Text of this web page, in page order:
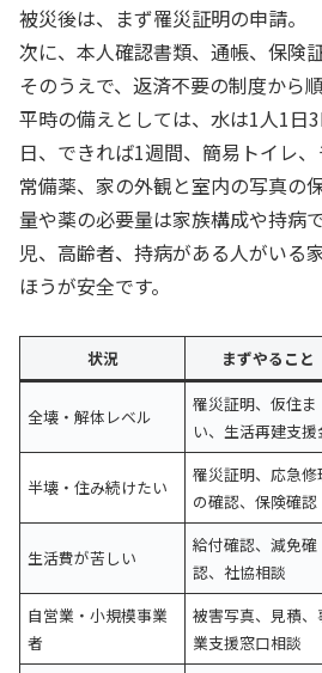
被災後は、まず罹災証明の申請。
次に、本人確認書類、通帳、保険
そのうえで、返済不要の制度から順
平時の備えとしては、水は1人1日
日、できれば1週間、簡易トイレ、
常備薬、家の外観と室内の写真の
量や薬の必要量は家族構成や持病
児、高齢者、持病がある人がいる
ほうが安全です。
状況 まずやること
全壊・解体レベル
罹災証明、仮住ま
い、生活再建支援
半壊・住み続けたい
罹災証明、応急修
の確認、保険確認
生活費が苦しい
給付確認、減免確
認、社協相談
自営業・小規模事業
者
被害写真、見積、
業支援窓口相談